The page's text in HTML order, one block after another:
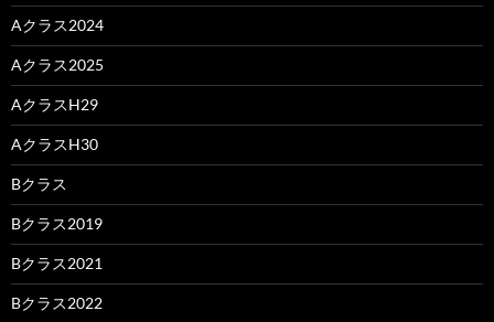
Aクラス2024
Aクラス2025
AクラスH29
AクラスH30
Bクラス
Bクラス2019
Bクラス2021
Bクラス2022